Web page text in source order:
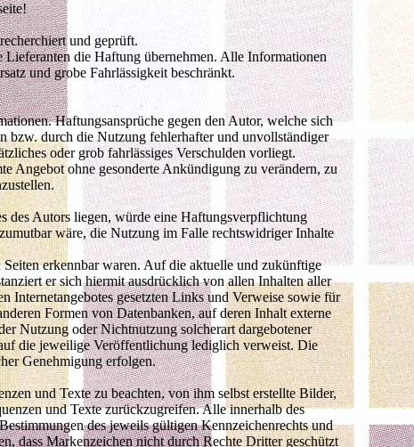
und geprüft.
die Haftung übernehmen. Alle Informationen
und grobe Fahrlässigkeit beschränkt.
Haftungsansprüche gegen den Autor, welche sich
bzw. durch die Nutzung fehlerhafter und unvollständiger
oder grob fahrlässiges Verschulden vorliegt.
Angebot ohne gesonderte Ankündigung zu verändern, zu
des Autors liegen, würde eine Haftungsverpflichtung
wäre, die Nutzung im Falle rechtswidriger Inhalte
erkennbar waren. Auf die aktuelle und zukünftige
er sich hiermit ausdrücklich von allen Inhalten aller
Internetangebotes gesetzten Links und Verweise sowie für
Formen von Datenbanken, auf deren Inhalt externe
Nutzung oder Nichtnutzung solcherart dargebotener
die jeweilige Veröffentlichung lediglich verweist. Die
Genehmigung erfolgen.
und Texte zu beachten, von ihm selbst erstellte Bilder,
und Texte zurückzugreifen. Alle innerhalb des
des jeweils gültigen Kennzeichenrechts und
dass Markenzeichen nicht durch Rechte Dritter geschützt